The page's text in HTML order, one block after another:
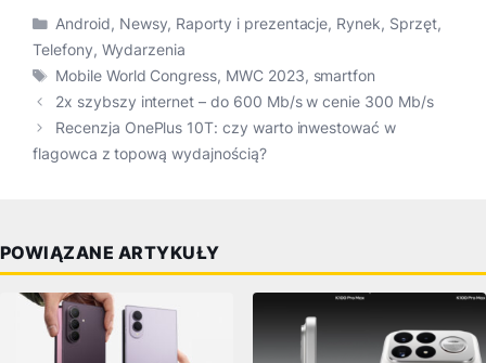
Kategorie
Android, Newsy, Raporty i prezentacje, Rynek, Sprzęt,
Telefony, Wydarzenia
Tagi
Mobile World Congress, MWC 2023, smartfon
2x szybszy internet – do 600 Mb/s w cenie 300 Mb/s
Recenzja OnePlus 10T: czy warto inwestować w
flagowca z topową wydajnością?
POWIĄZANE ARTYKUŁY